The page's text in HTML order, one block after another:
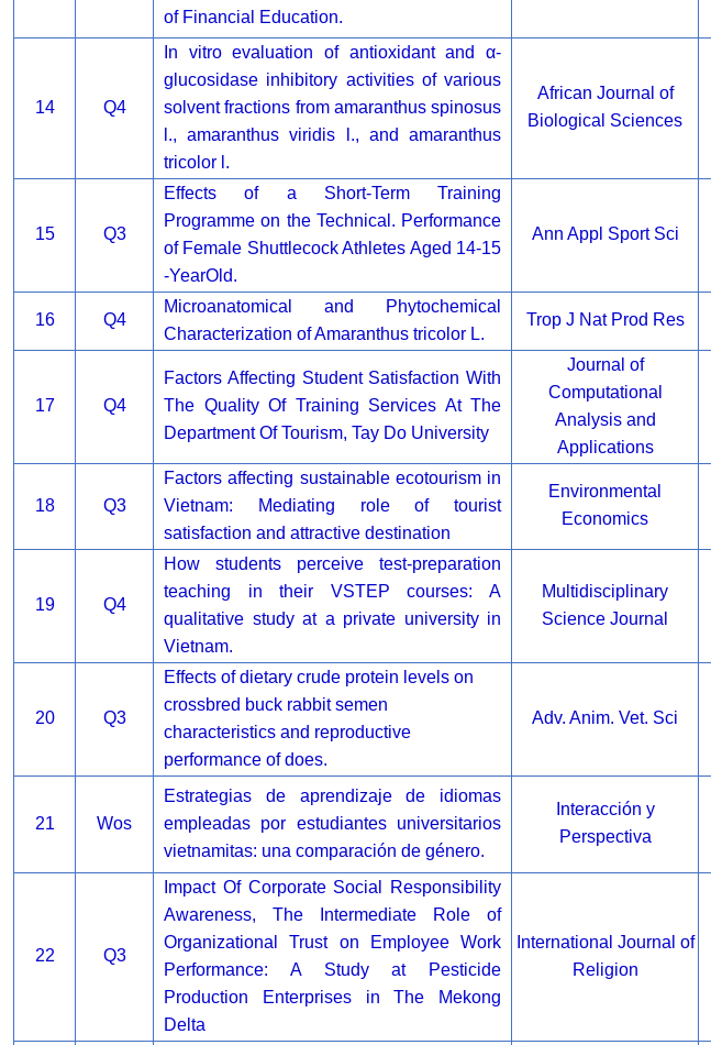
of Financial Education.
14 Q4
In vitro evaluation of antioxidant and α-
glucosidase inhibitory activities of various
solvent fractions from amaranthus spinosus
l., amaranthus viridis l., and amaranthus
tricolor l.
African Journal of
Biological Sciences
15 Q3
Effects of a Short-Term Training
Programme on the Technical. Performance
of Female Shuttlecock Athletes Aged 14-15
-YearOld.
Ann Appl Sport Sci
16 Q4
Microanatomical and Phytochemical
Characterization of Amaranthus tricolor L.
Trop J Nat Prod Res
17 Q4
Factors Affecting Student Satisfaction With
The Quality Of Training Services At The
Department Of Tourism, Tay Do University
Journal of
Computational
Analysis and
Applications
18 Q3
Factors affecting sustainable ecotourism in
Vietnam: Mediating role of tourist
satisfaction and attractive destination
Environmental
Economics
19 Q4
How students perceive test-preparation
teaching in their VSTEP courses: A
qualitative study at a private university in
Vietnam.
Multidisciplinary
Science Journal
20 Q3
Effects of dietary crude protein levels on
crossbred buck rabbit semen
characteristics and reproductive
performance of does.
Adv. Anim. Vet. Sci
21 Wos
Estrategias de aprendizaje de idiomas
empleadas por estudiantes universitarios
vietnamitas: una comparación de género.
Interacción y
Perspectiva
22 Q3
Impact Of Corporate Social Responsibility
Awareness, The Intermediate Role of
Organizational Trust on Employee Work
Performance: A Study at Pesticide
Production Enterprises in The Mekong
Delta
International Journal of
Religion